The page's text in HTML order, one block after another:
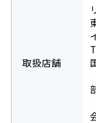
取扱店舗